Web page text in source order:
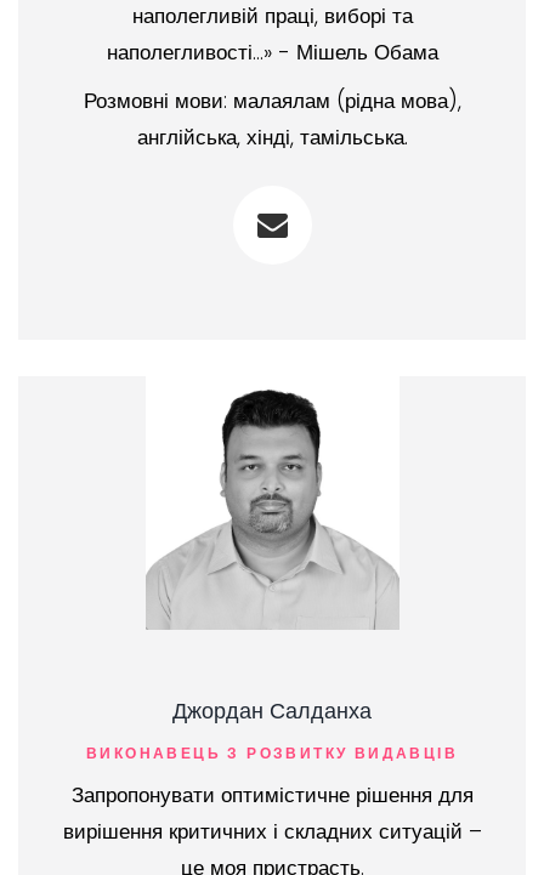
наполегливій праці, виборі та
наполегливості...» - Мішель Обама
Розмовні мови: малаялам (рідна мова),
англійська, хінді, тамільська.
Джордан Салданха
ВИКОНАВЕЦЬ З РОЗВИТКУ ВИДАВЦІВ
Запропонувати оптимістичне рішення для
вирішення критичних і складних ситуацій –
це моя пристрасть.